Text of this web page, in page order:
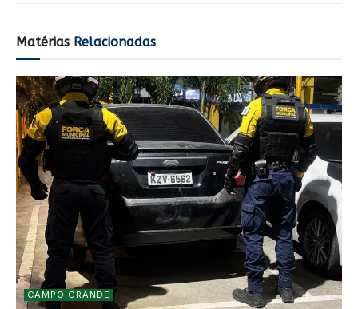
Matérias Relacionadas
CAMPO GRANDE